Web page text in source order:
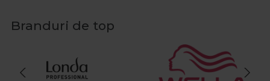
Branduri de top